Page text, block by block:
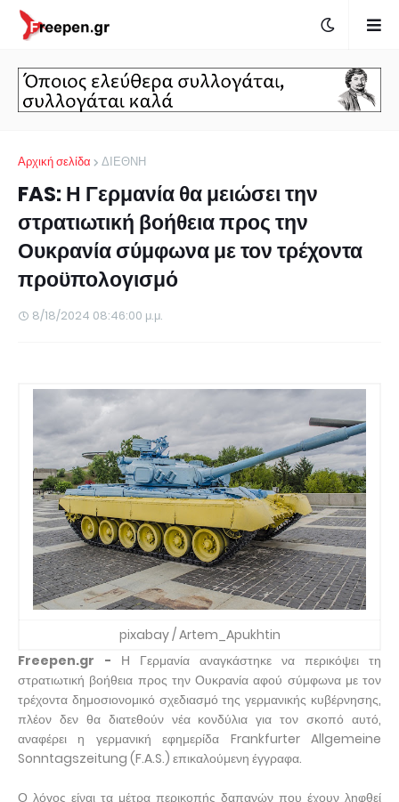
Αρχική σελίδα ΔΙΕΘΝΗ
FAS: Η Γερμανία θα μειώσει την
στρατιωτική βοήθεια προς την
Ουκρανία σύμφωνα με τον τρέχοντα
προϋπολογισμό
8/18/2024 08:46:00 μ.μ.
pixabay / Artem_Apukhtin
Freepen.gr - Η Γερμανία αναγκάστηκε να περικόψει τη
στρατιωτική βοήθεια προς την Ουκρανία αφού σύμφωνα με τον
τρέχοντα δημοσιονομικό σχεδιασμό της γερμανικής κυβέρνησης,
πλέον δεν θα διατεθούν νέα κονδύλια για τον σκοπό αυτό,
αναφέρει η γερμανική εφημερίδα Frankfurter Allgemeine
Sonntagszeitung (F.A.S.) επικαλούμενη έγγραφα.
Ο λόγος είναι τα μέτρα περικοπής δαπανών που έχουν ληφθεί